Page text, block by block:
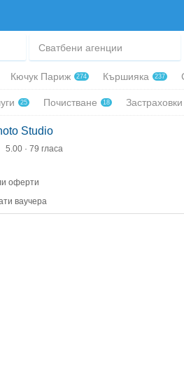
Сватбени агенции
Кючук Париж 274 Кършияка 237
25 Почистване 18
Studio
5.00 · 79 гласа
оферти
ваучера